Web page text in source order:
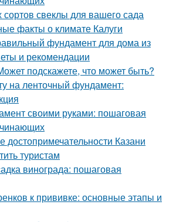
свеклы для вашего сада
факты о климате Калуги
фундамент для дома из
и рекомендации
подскажете, что может быть?
на ленточный фундамент:
своими руками: пошаговая
достопримечательности Казани
туристам
винограда: пошаговая
к прививке: основные этапы и